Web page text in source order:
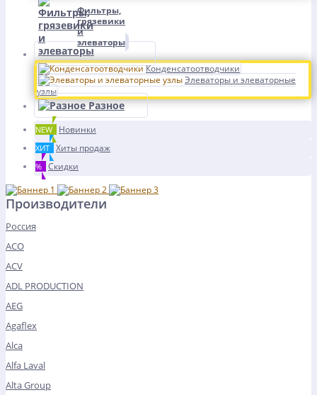
Фильтры,
грязевики
и
элеваторы
Конденсатоотводчики
Элеваторы и элеваторные
узлы
Разное
NEW Новинки
ХИТ Хиты продаж
% Скидки
Производители
Россия
ACO
ACV
ADL PRODUCTION
AEG
Agaflex
Alca
Alfa Laval
Alta Group